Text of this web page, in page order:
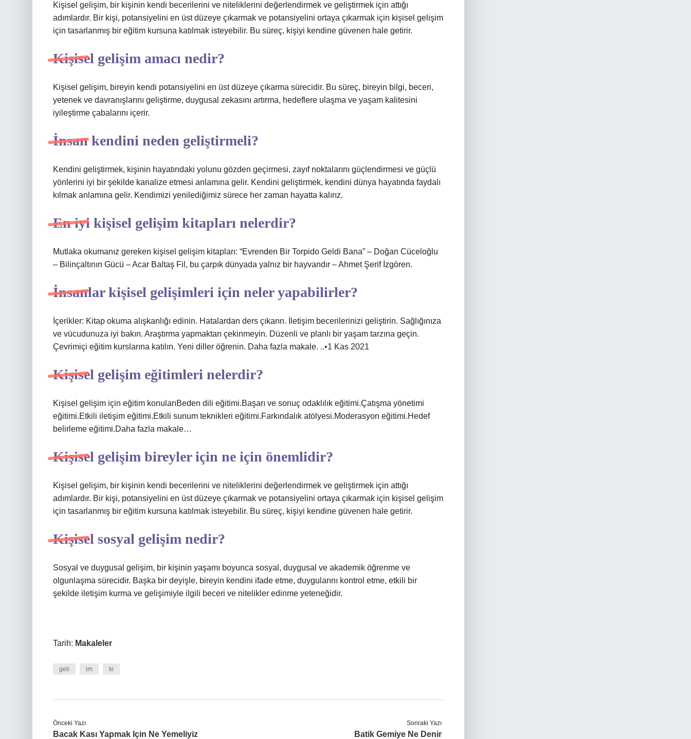
Kişisel gelişim, bir kişinin kendi becerilerini ve niteliklerini değerlendirmek ve geliştirmek için attığı
adımlardır. Bir kişi, potansiyelini en üst düzeye çıkarmak ve potansiyelini ortaya çıkarmak için kişisel gelişim
için tasarlanmış bir eğitim kursuna katılmak isteyebilir. Bu süreç, kişiyi kendine güvenen hale getirir.
Kişisel gelişim amacı nedir?
Kişisel gelişim, bireyin kendi potansiyelini en üst düzeye çıkarma sürecidir. Bu süreç, bireyin bilgi, beceri,
yetenek ve davranışlarını geliştirme, duygusal zekasını artırma, hedeflere ulaşma ve yaşam kalitesini
iyileştirme çabalarını içerir.
İnsan kendini neden geliştirmeli?
Kendini geliştirmek, kişinin hayatındaki yolunu gözden geçirmesi, zayıf noktalarını güçlendirmesi ve güçlü
yönlerini iyi bir şekilde kanalize etmesi anlamına gelir. Kendini geliştirmek, kendini dünya hayatında faydalı
kılmak anlamına gelir. Kendimizi yenilediğimiz sürece her zaman hayatta kalırız.
En iyi kişisel gelişim kitapları nelerdir?
Mutlaka okumanız gereken kişisel gelişim kitapları: “Evrenden Bir Torpido Geldi Bana” – Doğan Cüceloğlu
– Bilinçaltının Gücü – Acar Baltaş Fil, bu çarpık dünyada yalnız bir hayvandır – Ahmet Şerif İzgören.
İnsanlar kişisel gelişimleri için neler yapabilirler?
İçerikler: Kitap okuma alışkanlığı edinin. Hatalardan ders çıkarın. İletişim becerilerinizi geliştirin. Sağlığınıza
ve vücudunuza iyi bakın. Araştırma yapmaktan çekinmeyin. Düzenli ve planlı bir yaşam tarzına geçin.
Çevrimiçi eğitim kurslarına katılın. Yeni diller öğrenin. Daha fazla makale. ..•1 Kas 2021
Kişisel gelişim eğitimleri nelerdir?
Kişisel gelişim için eğitim konularıBeden dili eğitimi.Başarı ve sonuç odaklılık eğitimi.Çatışma yönetimi
eğitimi.Etkili iletişim eğitimi.Etkili sunum teknikleri eğitimi.Farkındalık atölyesi.Moderasyon eğitimi.Hedef
belirleme eğitimi.Daha fazla makale…
Kişisel gelişim bireyler için ne için önemlidir?
Kişisel gelişim, bir kişinin kendi becerilerini ve niteliklerini değerlendirmek ve geliştirmek için attığı
adımlardır. Bir kişi, potansiyelini en üst düzeye çıkarmak ve potansiyelini ortaya çıkarmak için kişisel gelişim
için tasarlanmış bir eğitim kursuna katılmak isteyebilir. Bu süreç, kişiyi kendine güvenen hale getirir.
Kişisel sosyal gelişim nedir?
Sosyal ve duygusal gelişim, bir kişinin yaşamı boyunca sosyal, duygusal ve akademik öğrenme ve
olgunlaşma sürecidir. Başka bir deyişle, bireyin kendini ifade etme, duygularını kontrol etme, etkili bir
şekilde iletişim kurma ve gelişimiyle ilgili beceri ve nitelikler edinme yeteneğidir.
Tarih: Makaleler
geli im ki
Önceki Yazı
Bacak Kası Yapmak Için Ne Yemeliyiz
Sonraki Yazı
Batik Gemiye Ne Denir